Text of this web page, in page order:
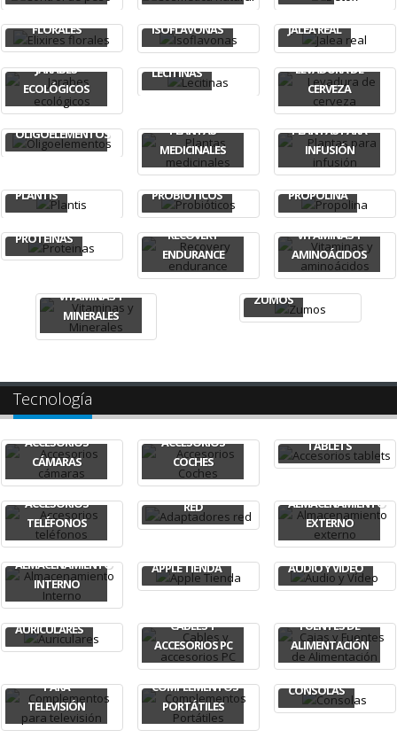
FLORALES
ISOFLAVONAS JALEA REAL
JARABES
ECOLÓGICOS
LECITINAS
LEVADURA DE
CERVEZA
OLIGOELEMENTOS
PLANTAS
MEDICINALES
PLANTAS PARA
INFUSIÓN
PLANTIS PROBIÓTICOS PROPOLINA
PROTEINAS
RECOVERY
ENDURANCE
VITAMINAS Y
AMINOÁCIDOS
VITAMINAS Y
MINERALES
ZUMOS
Tecnología
ACCESORIOS
CÁMARAS
ACCESORIOS
COCHES
TABLETS
ACCESORIOS
TELÉFONOS
ADAPTADORES
RED
ALMACENAMIENTO
EXTERNO
ALMACENAMIENTO
INTERNO
APPLE TIENDA AUDIO Y VÍDEO
AURICULARES
CABLES Y
ACCESORIOS PC
FUENTES DE
ALIMENTACIÓN
PARA
TELEVISIÓN
COMPLEMENTOS
PORTÁTILES
CONSOLAS